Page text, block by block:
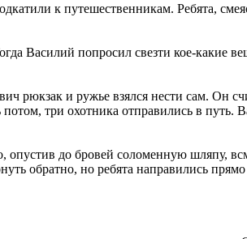
к путешественникам. Ребята,
Василий попросил свезти кое-какие
рюкзак и ружье взялся нести сам. Он
три охотника отправились в путь.
до бровей соломенную шляпу,
обратно, но ребята направились прямо